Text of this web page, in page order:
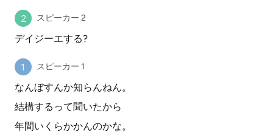
スピーカー 2
デイジーエする?
スピーカー 1
なんぼすんか知らんねん。
結構するって聞いたから
年間いくらかかんのかな。